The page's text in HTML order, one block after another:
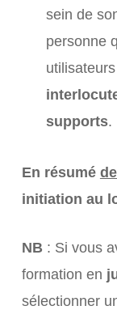
sein de
personne
supports.
En résumé
initiation au
NB : Si vous
formation en
sélectionner